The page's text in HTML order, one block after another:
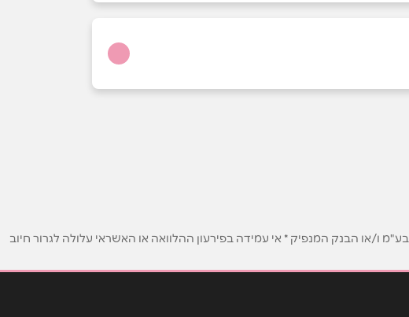
ו/או הבנק המנפיק * אי עמידה בפירעון ההלוואה או האשראי עלולה לגרור חיוב